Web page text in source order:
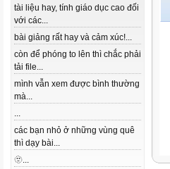
tài liệu hay, tính giáo dục cao đối
với các...
bài giảng rất hay và cảm xúc!...
còn để phóng to lên thì chắc phải
tải file...
mình vẫn xem được bình thường
mà...
...
các bạn nhỏ ở những vùng quê
thì dạy bài...
🫥...